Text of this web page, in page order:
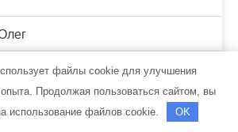
файлы cookie для улучшения
опыта. Продолжая пользоваться сайтом, вы
использование файлов cookie.
OK